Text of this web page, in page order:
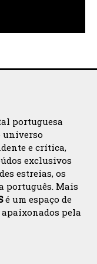
portuguesa
universo
e crítica,
exclusivos
estreias, os
português. Mais
é um espaço de
apaixonados pela